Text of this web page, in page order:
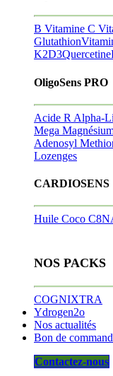
B Vitamine C
Glutathion
K2D3Quercetine
OligoSens PRO
Acide R Alpha-
Mega
Adenosyl
Lozenges
CARDIOSENS
Huile Coco C8
NOS PACKS
COGNIXTRA
Ydrogen2o
Nos actualités
Bon de
Contactez-nous